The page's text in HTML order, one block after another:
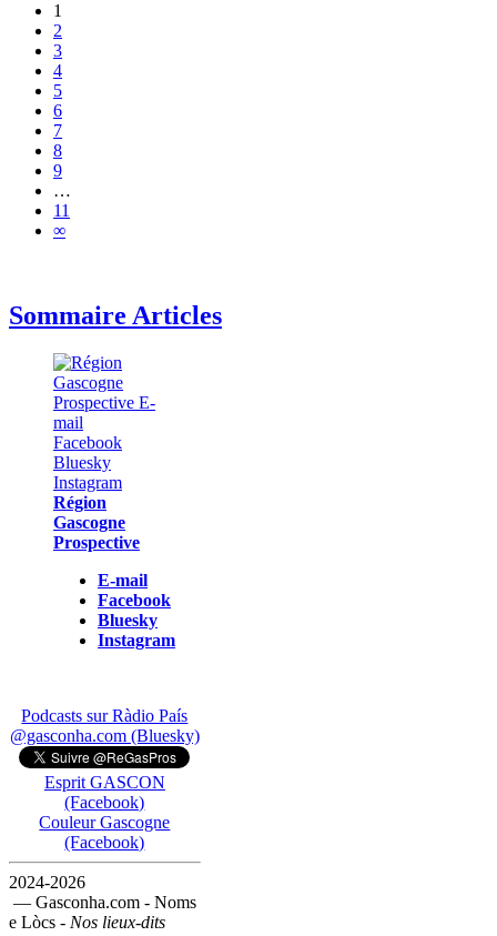
1
2
3
4
5
6
7
8
9
…
11
∞
Sommaire Articles
Région
Gascogne
Prospective
E-mail
Facebook
Bluesky
Instagram
Podcasts sur Ràdio País
@gasconha.com (Bluesky)
Esprit GASCON
(Facebook)
Couleur Gascogne
(Facebook)
2024-2026
— Gasconha.com - Noms
e Lòcs - Nos lieux-dits